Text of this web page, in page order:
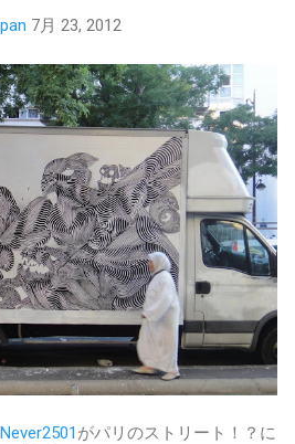
7月 23, 2012
Never2501 がパリのストリート！？に